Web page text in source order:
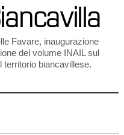
Favare, inaugurazione
del volume INAIL sul
territorio biancavillese.